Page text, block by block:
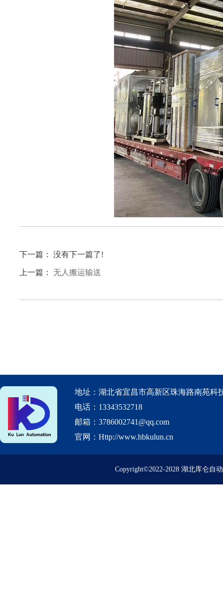
下一篇： 没有下一篇了!
上一篇： 无人搬运输送
地址：湖北省宜昌市高新区珠海路南苑科
电话：13343532718
邮箱：3786002741@qq.com
官网：Http://www.hbkulun.cn
Copyright©2022-2028 湖北库仑自